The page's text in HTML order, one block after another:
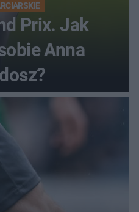
Prix. Jak
Anna